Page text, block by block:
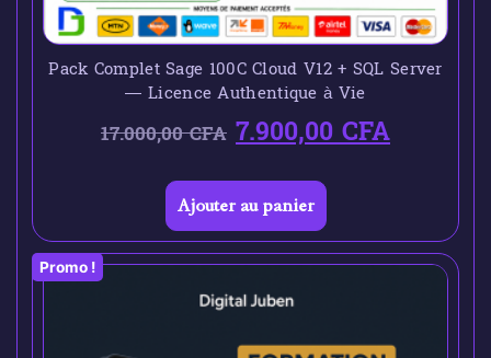
Pack Complet Sage 100C Cloud V12 + SQL Server
— Licence Authentique à Vie
17.000,00CFA 7.900,00CFA
Ajouter au panier
Promo !